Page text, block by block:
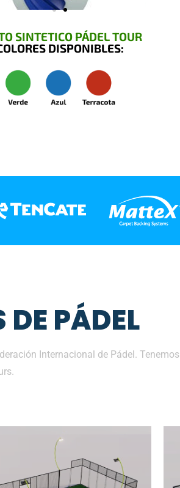
SINTETICO PÁDEL TOUR
DISPONIBLES:
PÁDEL
Internacional de Pádel. Tenemos